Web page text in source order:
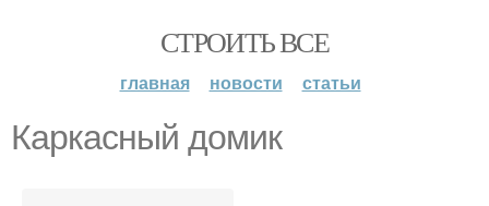
СТРОИТЬ ВСЕ
главная новости статьи
Каркасный домик